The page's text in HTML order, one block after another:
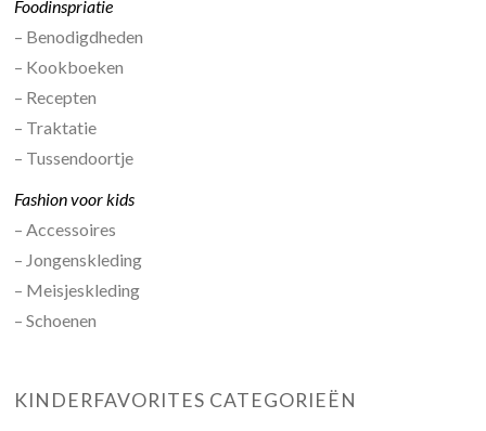
Foodinspriatie
– Benodigdheden
– Kookboeken
– Recepten
– Traktatie
– Tussendoortje
Fashion voor kids
– Accessoires
– Jongenskleding
– Meisjeskleding
– Schoenen
KINDERFAVORITES CATEGORIEËN